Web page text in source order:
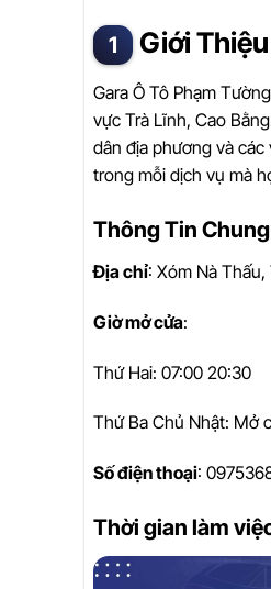
Giới
Gara Ô Tô Phạm
vực Trà Lĩnh, Cao
dân địa phương và
trong mỗi dịch vụ mà
Thông Tin
Địa chỉ: Xóm Nà
Giờ mở cửa:
Thứ Hai: 07:00 20:30
Thứ Ba Chủ Nhật: Mở
Số điện thoại:
Thời gian làm